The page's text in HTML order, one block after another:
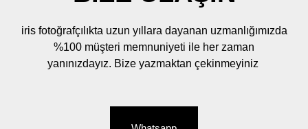
iris fotoğrafçılıkta uzun yıllara dayanan uzmanlığımızda
%100 müşteri memnuniyeti ile her zaman
yanınızdayız. Bize yazmaktan çekinmeyiniz